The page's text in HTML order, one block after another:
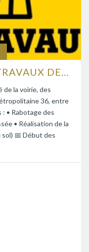
ROUTE DE CAGNES : TRAVAUX DE RENFORCEMENT DE LA CHAUSSÉE
de la voirie, des
36, entre
: • Rabotage des
• Réalisation de la
📅 Début des